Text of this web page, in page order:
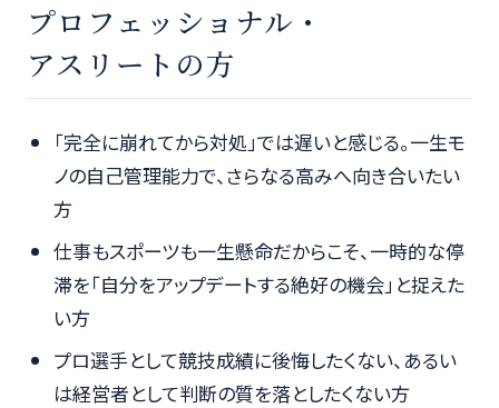
プロフェッショナル・
アスリートの方
「完全に崩れてから対処」では遅いと感じる。一生モ
ノの自己管理能力で、さらなる高みへ向き合いたい
方
仕事もスポーツも一生懸命だからこそ、一時的な停
滞を「自分をアップデートする絶好の機会」と捉えた
い方
プロ選手として競技成績に後悔したくない、あるい
は経営者として判断の質を落としたくない方